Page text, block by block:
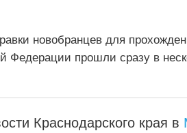
новобранцев для
Федерации прошли сразу в
Краснодарского края в